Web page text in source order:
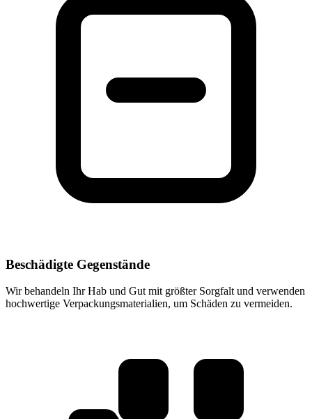
Beschädigte Gegenstände
Wir behandeln Ihr Hab und Gut mit größter Sorgfalt und verwenden
hochwertige Verpackungsmaterialien, um Schäden zu vermeiden.